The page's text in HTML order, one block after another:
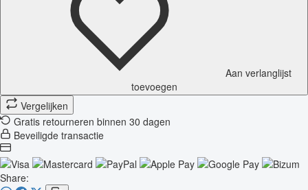
Aan verlanglijst
toevoegen
Vergelijken
Gratis retourneren binnen 30 dagen
Beveiligde transactie
Share: